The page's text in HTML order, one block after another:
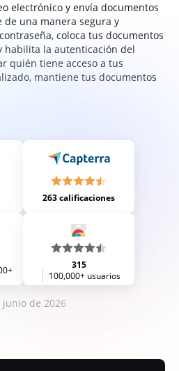
electrónico y envía documentos
una manera segura y
coloca tus documentos
habilita la autenticación del
quién tiene acceso a tus
mantiene tus documentos
263 calificaciones
315
100,000+ usuarios
junio de 2026